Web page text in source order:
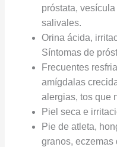
próstata,
salivales.
Orina ácida,
Síntomas de
Frecuentes
amígdalas
alergias, tos que
Piel seca e
Pie de atleta,
granos, eczemas